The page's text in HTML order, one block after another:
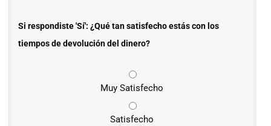
Si respondiste 'Sí': ¿Qué tan satisfecho estás con los
tiempos de devolución del dinero?
Muy Satisfecho
Satisfecho